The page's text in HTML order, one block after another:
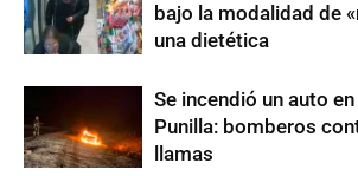
bajo la modalidad de
una dietética
Se incendió un auto
Punilla: bomberos
llamas